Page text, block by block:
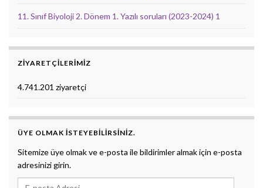
11. Sınıf Biyoloji 2. Dönem 1. Yazılı soruları (2023-2024) 1
ZIYARETÇILERIMIZ
4.741.201 ziyaretçi
ÜYE OLMAK ISTEYEBILIRSINIZ.
Sitemize üye olmak ve e-posta ile bildirimler almak için e-posta
adresinizi girin.
E-posta Adresi